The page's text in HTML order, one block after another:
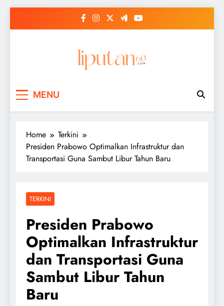
MENU
Home
Terkini
Presiden Prabowo Optimalkan Infrastruktur dan
Transportasi Guna Sambut Libur Tahun Baru
TERKINI
Presiden Prabowo
Optimalkan Infrastruktur
dan Transportasi Guna
Sambut Libur Tahun
Baru